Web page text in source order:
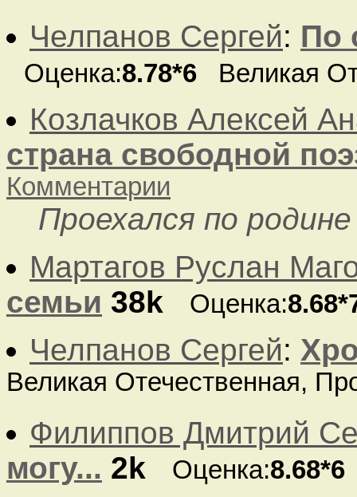
Челпанов Сергей: По
Оценка:8.78*6 Великая
Козлачков Алексей
страна свободной
Комментарии
Проехался по
Мартагов Руслан
семьи 38k Оценка:
Челпанов Сергей:
Великая Отечественная,
Филиппов Дмитрий
могу... 2k Оценка:8.68*6